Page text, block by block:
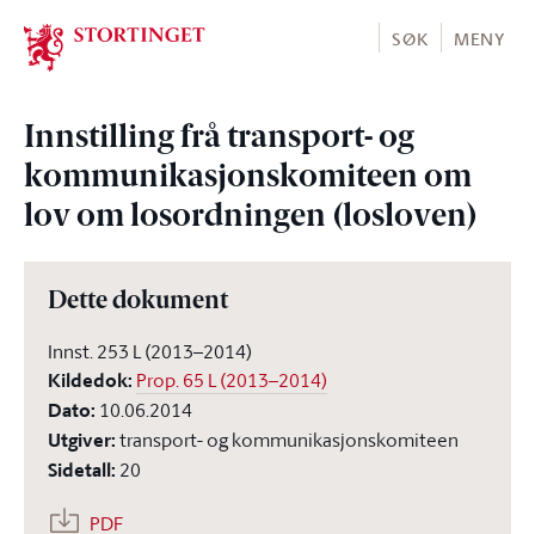
Stortinget.no
SØK MENY
Innstilling frå transport- og
kommunikasjonskomiteen om
lov om losordningen (losloven)
Dette dokument
Innst. 253 L (2013–2014)
Kildedok: Prop. 65 L (2013–2014)
Dato: 10.06.2014
Utgiver:transport- og kommunikasjonskomiteen
Sidetall: 20
PDF